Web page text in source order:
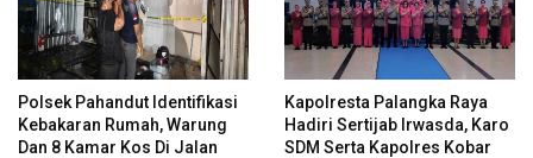
Polsek Pahandut Identifikasi
Kebakaran Rumah, Warung
Dan 8 Kamar Kos Di Jalan
Kapolresta Palangka Raya
Hadiri Sertijab Irwasda, Karo
SDM Serta Kapolres Kobar